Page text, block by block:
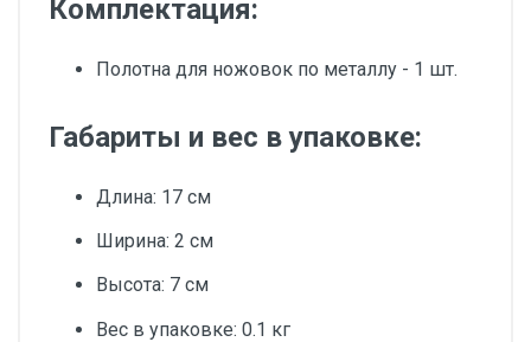
Комплектация:
Полотна для ножовок по металлу - 1 шт.
Габариты и вес в упаковке:
Длина: 17 см
Ширина: 2 см
Высота: 7 см
Вес в упаковке: 0.1 кг